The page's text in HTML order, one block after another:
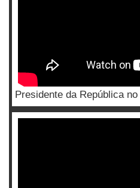
Presidente da República